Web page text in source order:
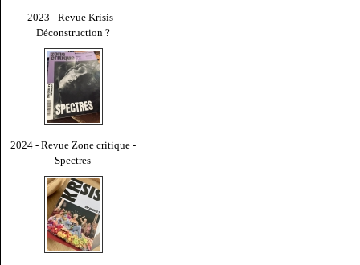
2023 - Revue Krisis -
Déconstruction ?
2024 - Revue Zone critique -
Spectres